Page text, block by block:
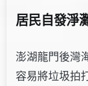
居民自發淨
澎湖龍門後灣
容易將垃圾拍